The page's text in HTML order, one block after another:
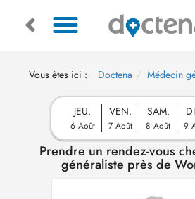
Vous êtes ici : Doctena Médecin
JEU.
6 Août
VEN.
7 Août
SAM.
8 Août 9
Prendre un rendez-vous
généraliste près de